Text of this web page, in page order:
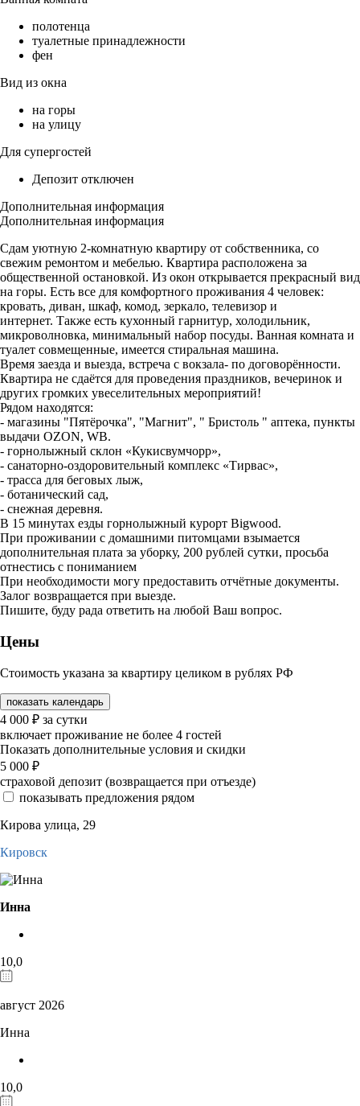
полотенца
туалетные принадлежности
фен
Вид из окна
на горы
на улицу
Для супергостей
Депозит отключен
Дополнительная информация
Дополнительная информация
Сдам уютную 2-комнатную квартиру от собственника, со
свежим ремонтом и мебелью. Квартира расположена за
общественной остановкой. Из окон открывается прекрасный вид
на горы. Есть все для комфортного проживания 4 человек:
кровать, диван, шкаф, комод, зеркало, телевизор и
интернет. Также есть кухонный гарнитур, холодильник,
микроволновка, минимальный набор посуды. Ванная комната и
туалет совмещенные, имеется стиральная машина.
Время заезда и выезда, встреча с вокзала- по договорённости.
Квартира не сдаётся для проведения праздников, вечеринок и
других громких увеселительных мероприятий!
Рядом находятся:
- магазины "Пятёрочка", "Магнит", " Бристоль " аптека, пункты
выдачи OZON, WB.
- горнолыжный склон «Кукисвумчорр»,
- санаторно-оздоровительный комплекс «Тирвас»,
- трасса для беговых лыж,
- ботанический сад,
- снежная деревня.
В 15 минутах езды горнолыжный курорт Bigwооd.
При проживании с домашними питомцами взымается
дополнительная плата за уборку, 200 рублей сутки, просьба
отнестись с пониманием
При необходимости могу предоставить отчётные документы.
Залог возвращается при выезде.
Пишите, буду рада ответить на любой Ваш вопрос.
Цены
Стоимость указана за квартиру целиком в рублях РФ
показать календарь
4 000 ₽ за сутки
включает проживание не более 4 гостей
Показать дополнительные условия и скидки
5 000 ₽
страховой депозит (возвращается при отъезде)
показывать предложения рядом
Кирова улица, 29
Кировск
Инна
10,0
август 2026
Инна
10,0